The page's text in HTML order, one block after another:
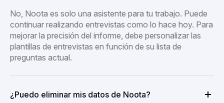
No, Noota es solo una asistente para tu trabajo. Puede
continuar realizando entrevistas como lo hace hoy. Para
mejorar la precisión del informe, debe personalizar las
plantillas de entrevistas en función de su lista de
preguntas actual.
¿Puedo eliminar mis datos de Noota?